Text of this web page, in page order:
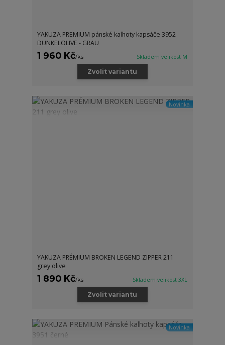
YAKUZA PREMIUM pánské kalhoty kapsáče 3952
DUNKELOLIVE - GRAU
1 960 Kč/ks Skladem velikost M
Zvolit variantu
Novinka
YAKUZA PRÉMIUM BROKEN LEGEND ZIPPER 211
grey olive
1 890 Kč/ks Skladem velikost 3XL
Zvolit variantu
Novinka